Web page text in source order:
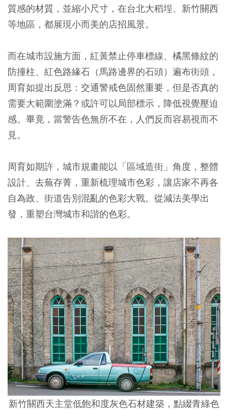
質感的材質，並縮小尺寸，在台北大稻埕、新竹關西
等地區，都展現小而美的店招風景。
而在城市設施方面，紅黃禁止停車標線、橘黑條紋的
防撞柱、紅色路緣石（馬路邊界的石頭）遍布街頭，
周育如提出反思：交通警戒色固然重要，但是否真的
需要大範圍塗滿？或許可以局部標示，降低視覺壓迫
感。畢竟，當警告色無所不在，人們反而容易視而不
見。
周育如期許，城市規畫能以「區域造街」角度，整體
設計、去蕪存菁，重新梳理城市色彩，讓店家不再各
自為政、街道告別混亂的色彩大戰。從減法美學出
發，重塑台灣城市和諧的色彩。
新竹關西天主堂低飽和度灰色石材建築，點綴青綠色